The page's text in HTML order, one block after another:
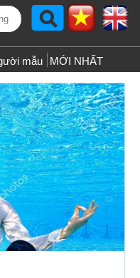
mẫu MỚI NHẤT